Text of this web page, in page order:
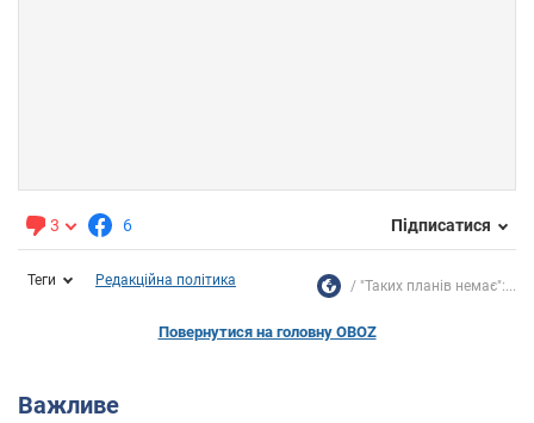
3 6 Підписатися
Теги Редакційна політика "Таких планів немає":...
Повернутися на головну OBOZ
Важливе